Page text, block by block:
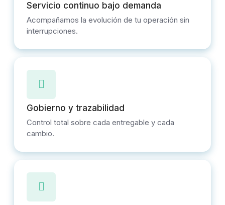
Servicio continuo bajo demanda
Acompañamos la evolución de tu operación sin
interrupciones.
Gobierno y trazabilidad
Control total sobre cada entregable y cada
cambio.